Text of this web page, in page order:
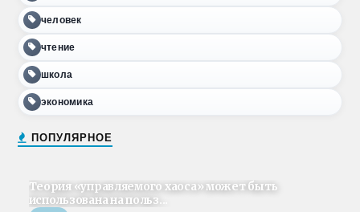
человек
чтение
школа
экономика
ПОПУЛЯРНОЕ
Теория «управляемого хаоса» может быть
использована на польз...